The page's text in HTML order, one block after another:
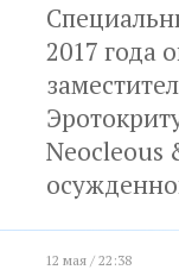
2017 года
Neocleous
12 мая / 22:38